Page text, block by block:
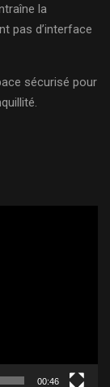
la
pas d’interface
sécurisé pour
00:46